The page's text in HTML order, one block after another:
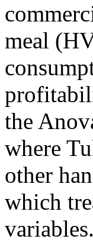
meal
the
where
other
which